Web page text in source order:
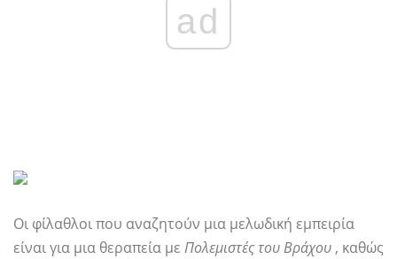
ad
Οι φίλαθλοι που αναζητούν μια μελωδική εμπειρία
είναι για μια θεραπεία με Πολεμιστές του Βράχου , καθώς